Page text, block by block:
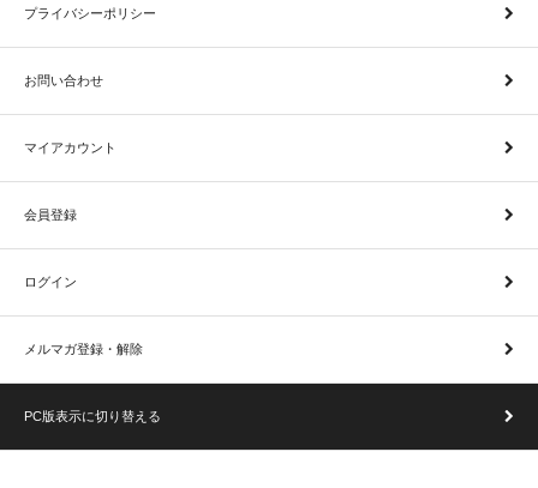
プライバシーポリシー
お問い合わせ
マイアカウント
会員登録
ログイン
メルマガ登録・解除
PC版表示に切り替える